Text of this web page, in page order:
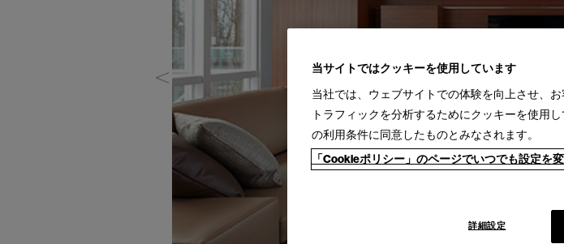
当サイトではクッキーを使用しています
当社では、ウェブサイトでの体験を向上させ、
トラフィックを分析するためにクッキーを使用
の利用条件に同意したものとみなされます。
「Cookieポリシー」のページでいつでも設定を
詳細設定